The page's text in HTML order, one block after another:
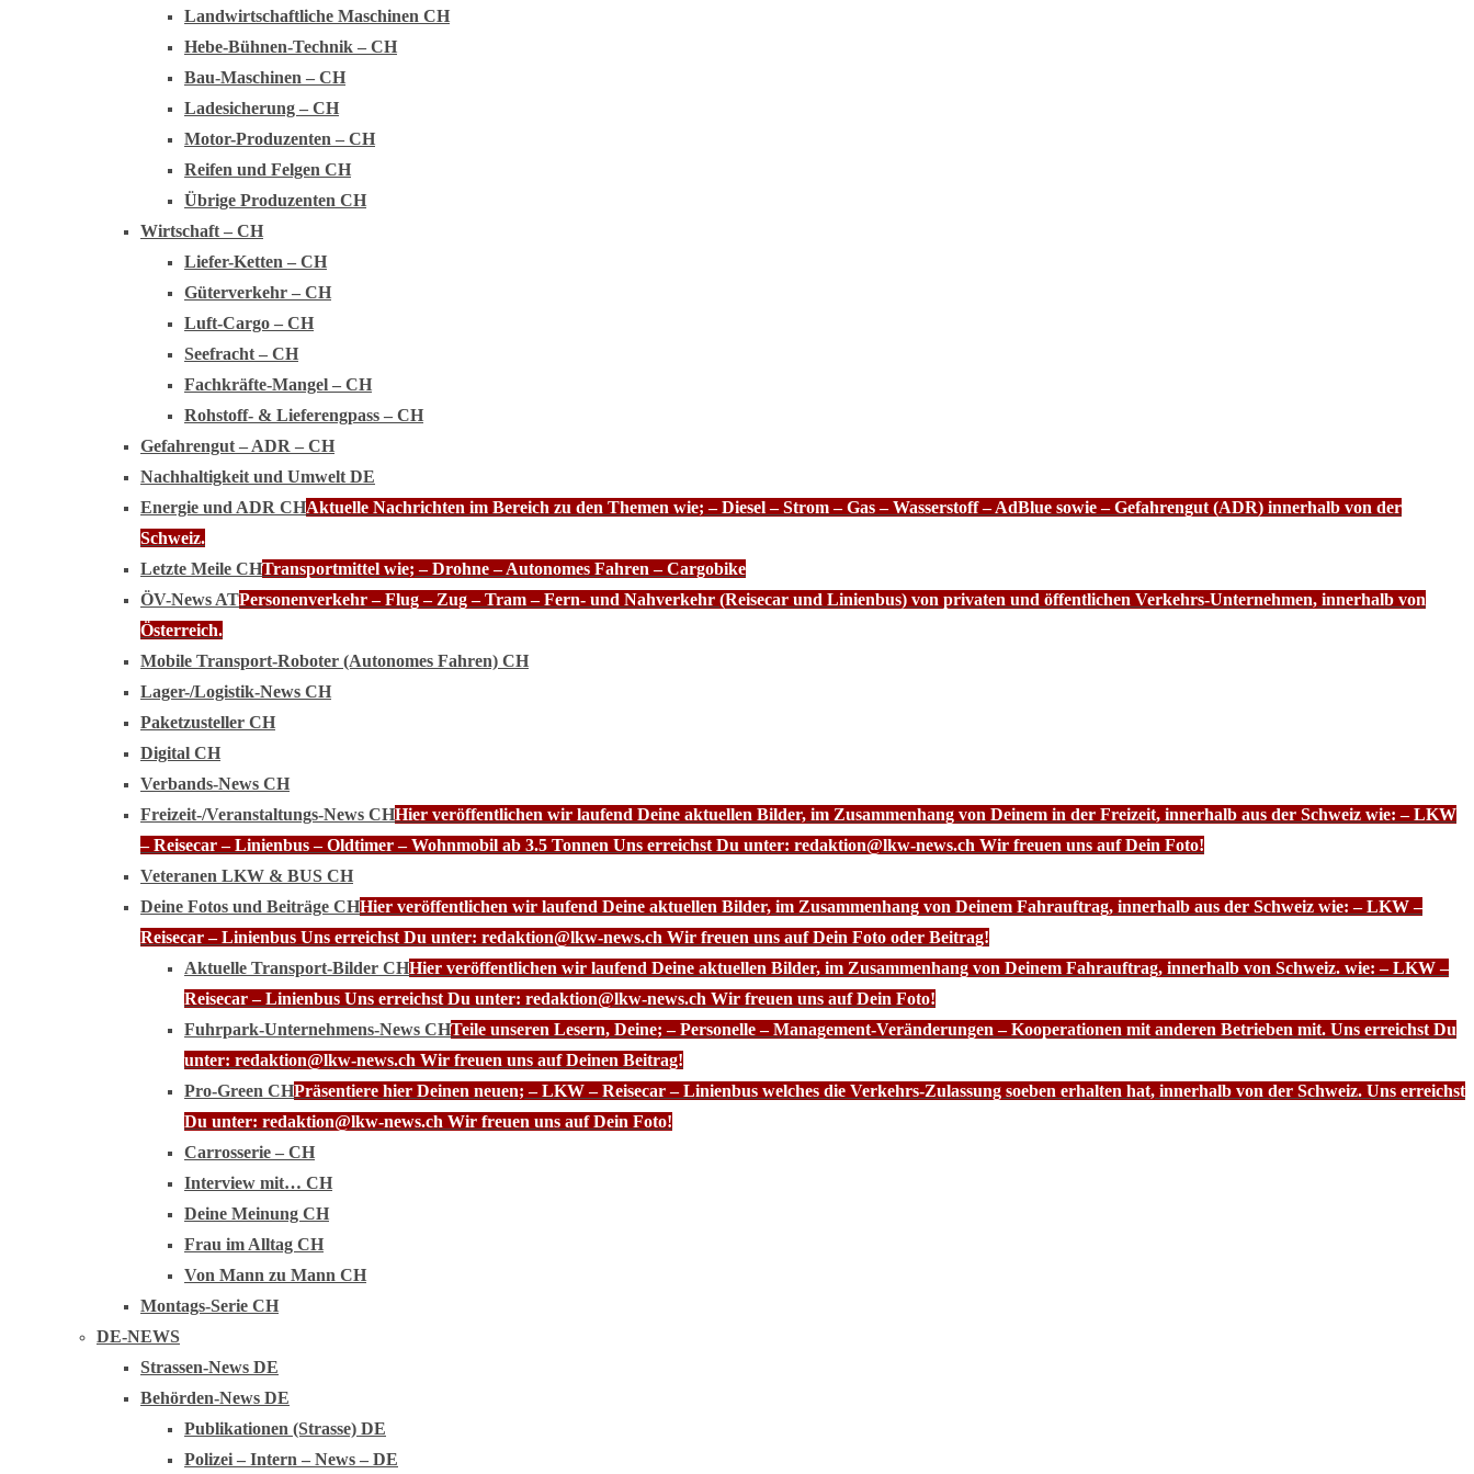
Landwirtschaftliche Maschinen CH
Hebe-Bühnen-Technik – CH
Bau-Maschinen – CH
Ladesicherung – CH
Motor-Produzenten – CH
Reifen und Felgen CH
Übrige Produzenten CH
Wirtschaft – CH
Liefer-Ketten – CH
Güterverkehr – CH
Luft-Cargo – CH
Seefracht – CH
Fachkräfte-Mangel – CH
Rohstoff- & Lieferengpass – CH
Gefahrengut – ADR – CH
Nachhaltigkeit und Umwelt DE
Energie und ADR CHAktuelle Nachrichten im Bereich zu den Themen wie; – Diesel – Strom – Gas – Wasserstoff – AdBlue sowie – Gefahrengut (ADR) innerhalb von der
Schweiz.
Letzte Meile CHTransportmittel wie; – Drohne – Autonomes Fahren – Cargobike
ÖV-News ATPersonenverkehr – Flug – Zug – Tram – Fern- und Nahverkehr (Reisecar und Linienbus) von privaten und öffentlichen Verkehrs-Unternehmen, innerhalb von
Österreich.
Mobile Transport-Roboter (Autonomes Fahren) CH
Lager-/Logistik-News CH
Paketzusteller CH
Digital CH
Verbands-News CH
Freizeit-/Veranstaltungs-News CHHier veröffentlichen wir laufend Deine aktuellen Bilder, im Zusammenhang von Deinem in der Freizeit, innerhalb aus der Schweiz wie: – LKW
– Reisecar – Linienbus – Oldtimer – Wohnmobil ab 3.5 Tonnen Uns erreichst Du unter: redaktion@lkw-news.ch Wir freuen uns auf Dein Foto!
Veteranen LKW & BUS CH
Deine Fotos und Beiträge CHHier veröffentlichen wir laufend Deine aktuellen Bilder, im Zusammenhang von Deinem Fahrauftrag, innerhalb aus der Schweiz wie: – LKW –
Reisecar – Linienbus Uns erreichst Du unter: redaktion@lkw-news.ch Wir freuen uns auf Dein Foto oder Beitrag!
Aktuelle Transport-Bilder CHHier veröffentlichen wir laufend Deine aktuellen Bilder, im Zusammenhang von Deinem Fahrauftrag, innerhalb von Schweiz. wie: – LKW –
Reisecar – Linienbus Uns erreichst Du unter: redaktion@lkw-news.ch Wir freuen uns auf Dein Foto!
Fuhrpark-Unternehmens-News CHTeile unseren Lesern, Deine; – Personelle – Management-Veränderungen – Kooperationen mit anderen Betrieben mit. Uns erreichst Du
unter: redaktion@lkw-news.ch Wir freuen uns auf Deinen Beitrag!
Pro-Green CHPräsentiere hier Deinen neuen; – LKW – Reisecar – Linienbus welches die Verkehrs-Zulassung soeben erhalten hat, innerhalb von der Schweiz. Uns erreichst
Du unter: redaktion@lkw-news.ch Wir freuen uns auf Dein Foto!
Carrosserie – CH
Interview mit… CH
Deine Meinung CH
Frau im Alltag CH
Von Mann zu Mann CH
Montags-Serie CH
DE-NEWS
Strassen-News DE
Behörden-News DE
Publikationen (Strasse) DE
Polizei – Intern – News – DE